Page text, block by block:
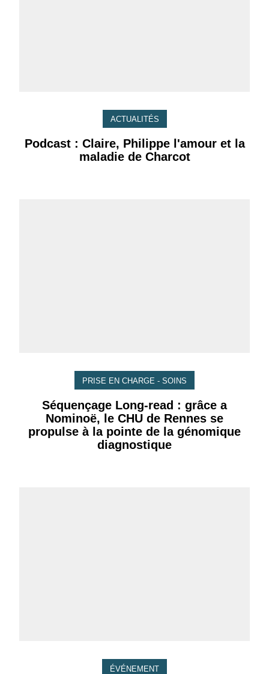
ACTUALITÉS
Podcast : Claire, Philippe l'amour et la
maladie de Charcot
PRISE EN CHARGE - SOINS
Séquençage Long-read : grâce a
Nominoë, le CHU de Rennes se
propulse à la pointe de la génomique
diagnostique
ÉVÉNEMENT